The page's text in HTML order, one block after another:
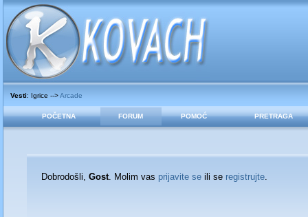
Vesti: Igrice -->Arcade
POČETNA FORUM POMOĆ PRETRAGA
Dobrodošli, Gost. Molim vas prijavite seili se registrujte.